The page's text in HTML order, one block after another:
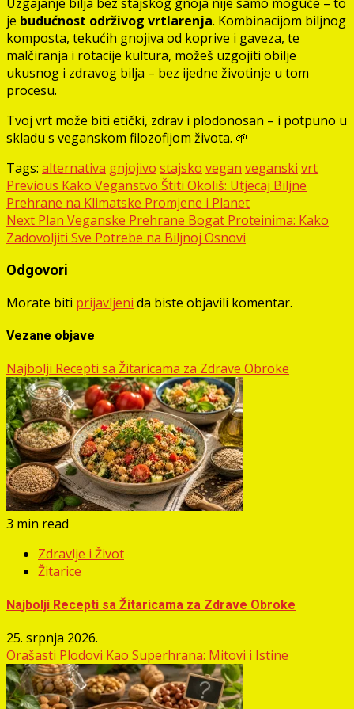
je budućnost održivog vrtlarenja. Kombinacijom biljnog
komposta, tekućih gnojiva od koprive i gaveza, te
malčiranja i rotacije kultura, možeš uzgojiti obilje
ukusnog i zdravog bilja – bez ijedne životinje u tom
procesu.
Tvoj vrt može biti etički, zdrav i plodonosan – i potpuno u
skladu s veganskom filozofijom života. 🌱
Tags: alternativa gnjojivo stajsko vegan veganski vrt
Post
navigation
Previous Kako Veganstvo Štiti Okoliš: Utjecaj Biljne
Prehrane na Klimatske Promjene i Planet
Next Plan Veganske Prehrane Bogat Proteinima: Kako
Zadovoljiti Sve Potrebe na Biljnoj Osnovi
Odgovori
Morate biti prijavljeni da biste objavili komentar.
Vezane objave
Najbolji Recepti sa Žitaricama za Zdrave Obroke
3 min read
Zdravlje i Život
Žitarice
Najbolji Recepti sa Žitaricama za Zdrave Obroke
25. srpnja 2026.
Orašasti Plodovi Kao Superhrana: Mitovi i Istine